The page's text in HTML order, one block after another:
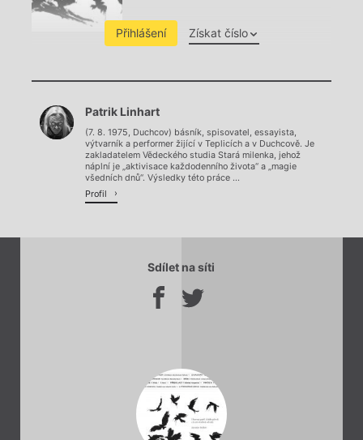
Přihlášení Získat číslo
Chviličku.
Načítá se.
Patrik Linhart
(7. 8. 1975, Duchcov) básník, spisovatel, essayista,
výtvarník a performer žijící v Teplicích a v Duchcově. Je
zakladatelem Vědeckého studia Stará milenka, jehož
náplní je „aktivisace každodenního života“ a „magie
všedních dnů“. Výsledky této práce ...
Profil
Sdílet na síti